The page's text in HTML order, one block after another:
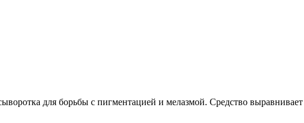
для борьбы с пигментацией и мелазмой. Средство